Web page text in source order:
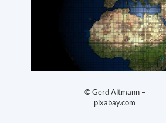
© Gerd Altmann –
pixabay.com